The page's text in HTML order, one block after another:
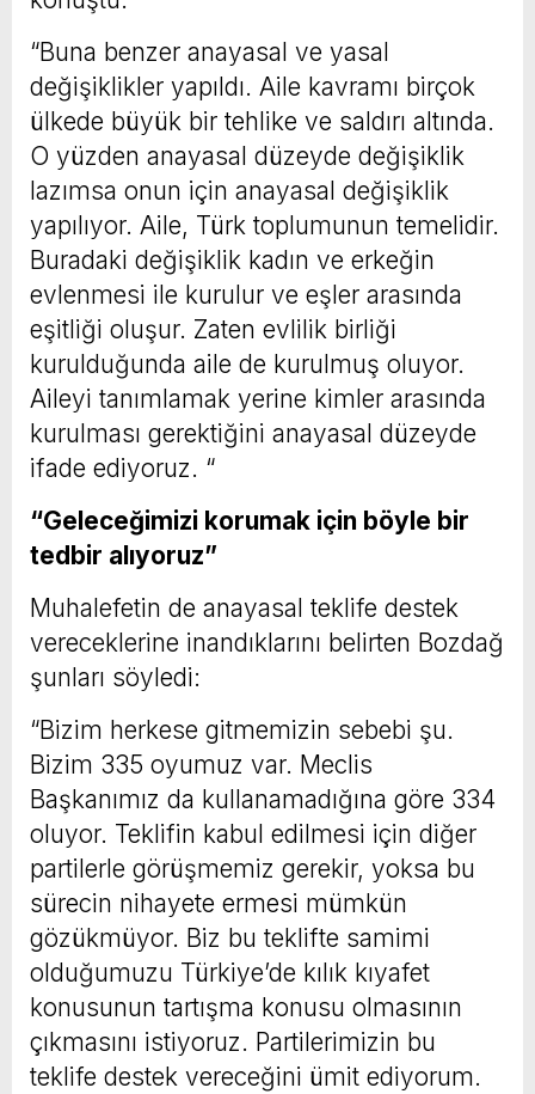
“Buna benzer anayasal ve yasal
değişiklikler yapıldı. Aile kavramı birçok
ülkede büyük bir tehlike ve saldırı altında.
O yüzden anayasal düzeyde değişiklik
lazımsa onun için anayasal değişiklik
yapılıyor. Aile, Türk toplumunun temelidir.
Buradaki değişiklik kadın ve erkeğin
evlenmesi ile kurulur ve eşler arasında
eşitliği oluşur. Zaten evlilik birliği
kurulduğunda aile de kurulmuş oluyor.
Aileyi tanımlamak yerine kimler arasında
kurulması gerektiğini anayasal düzeyde
ifade ediyoruz. “
“Geleceğimizi korumak için böyle bir
tedbir alıyoruz”
Muhalefetin de anayasal teklife destek
vereceklerine inandıklarını belirten Bozdağ
şunları söyledi:
“Bizim herkese gitmemizin sebebi şu.
Bizim 335 oyumuz var. Meclis
Başkanımız da kullanamadığına göre 334
oluyor. Teklifin kabul edilmesi için diğer
partilerle görüşmemiz gerekir, yoksa bu
sürecin nihayete ermesi mümkün
gözükmüyor. Biz bu teklifte samimi
olduğumuzu Türkiye’de kılık kıyafet
konusunun tartışma konusu olmasının
çıkmasını istiyoruz. Partilerimizin bu
teklife destek vereceğini ümit ediyorum.